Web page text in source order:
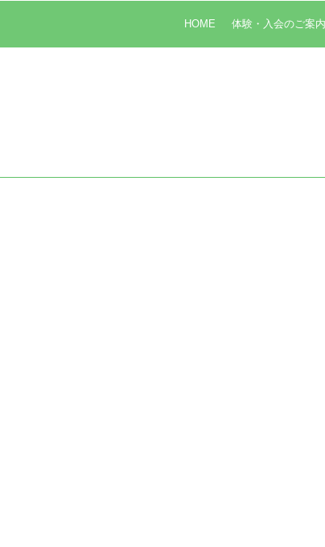
HOME 体験・入会のご案内